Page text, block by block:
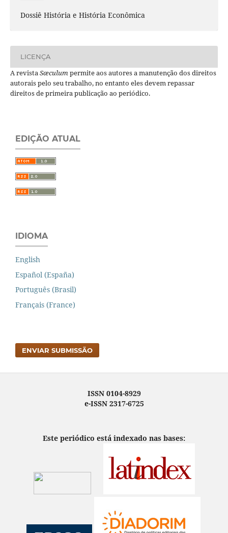
Dossiê História e História Econômica
LICENÇA
A revistaSæculumpermite aos autores a manutenção dos direitos
autorais pelo seu trabalho, no entanto eles devem repassar
direitos de primeira publicação ao periódico.
EDIÇÃO ATUAL
IDIOMA
English
Español (España)
Português (Brasil)
Français (France)
ENVIAR SUBMISSÃO
ISSN 0104-8929
e-ISSN 2317-6725
Este periódico está indexado nas bases: